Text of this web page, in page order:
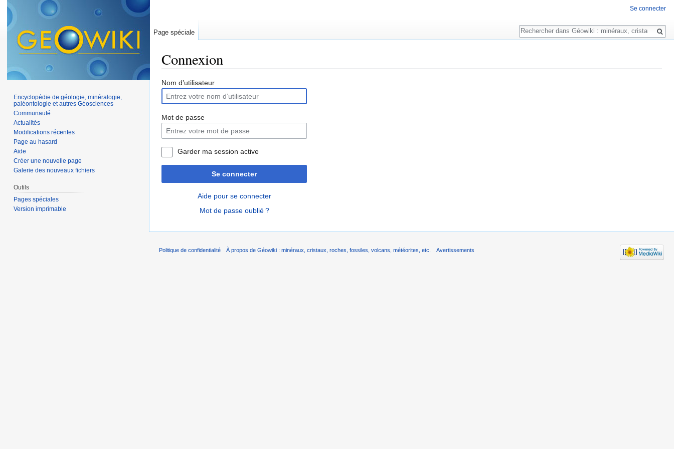
Connexion
Nom d’utilisateur
Mot de passe
Garder ma session active
Se connecter
Aide pour se connecter
Mot de passe oublié ?
Se connecter
Page spéciale
Rechercher
Encyclopédie de géologie, minéralogie,
paléontologie et autres Géosciences
Communauté
Actualités
Modifications récentes
Page au hasard
Aide
Créer une nouvelle page
Galerie des nouveaux fichiers
Outils
Pages spéciales
Version imprimable
Politique de confidentialité À propos de Géowiki : minéraux, cristaux, roches, fossiles, volcans, météorites, etc. Avertissements